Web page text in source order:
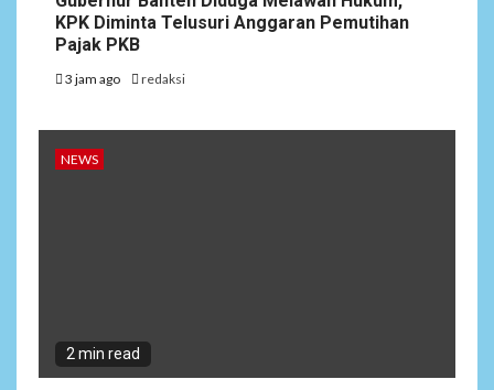
KPK Diminta Telusuri Anggaran Pemutihan
Pajak PKB
3 jam ago redaksi
NEWS
2 min read